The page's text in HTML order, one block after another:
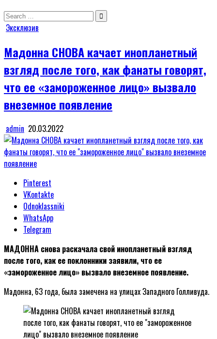
Search
for:
Posted
Эксклюзив
Мадонна СНОВА качает инопланетный
взгляд после того, как фанаты говорят,
что ее «замороженное лицо» вызвало
внеземное появление
admin 20.03.2022
Pinterest
VKontakte
Odnoklassniki
WhatsApp
Telegram
МАДОННА снова раскачала свой инопланетный взгляд
после того, как ее поклонники заявили, что ее
«замороженное лицо» вызвало внеземное появление.
Мадонна, 63 года, была замечена на улицах Западного Голливуда.